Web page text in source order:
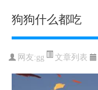
狗狗什么都吃
网友:gg 文章列表